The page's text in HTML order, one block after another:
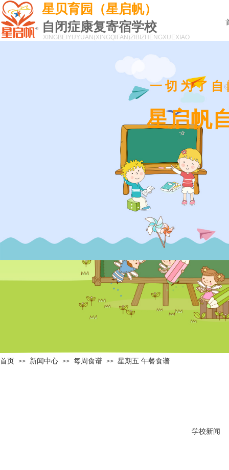
星贝育园（星启帆）
自闭症康复寄宿学校
XINGBEIYUYUAN(XINGQIFAN)ZIBIZHENGXUEXIAO
一切为了
星启帆
首页 >> 新闻中心 >> 每周食谱 >> 星期五 午餐食谱
学校新闻